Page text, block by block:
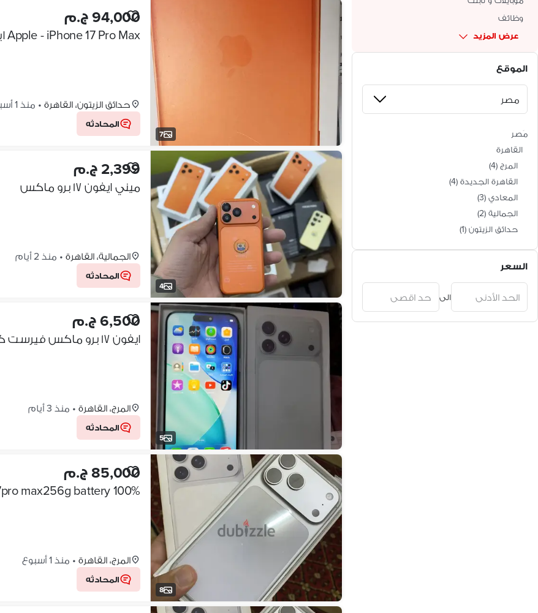
وظائف
عرض المزيد
الموقع
مَصر
القاهرة
المرج (
4
)
القاهرة الجديدة (
4
)
المعادي (
3
)
الجمالية (
2
)
حدائق الزيتون (
1
)
السعر
الى
7
94,000 ج.م
Apple - iPhone 17 Pro Max ايفون ١٧ برو ماكس
حدائق الزيتون، القاهرة • منذ 1 أسبوع
المحادثه
4
2,399 ج.م
ميني ايفون ١٧ برو ماكس
الجمالية، القاهرة • منذ 2 أيام
المحادثه
5
6,500 ج.م
ايفون ١٧ برو ماكس فيرست كوبي
المرج، القاهرة • منذ 3 أيام
المحادثه
8
85,000 ج.م
المرج، القاهرة • منذ 1 أسبوع
المحادثه